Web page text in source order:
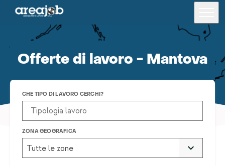
Offerte di lavoro
Formazione
Per i candidati
Per le aziende
Lavora con noi
Offerte di lavoro - Mantova
CHE TIPO DI LAVORO CERCHI?
ZONA GEOGRAFICA
Tutte le zone